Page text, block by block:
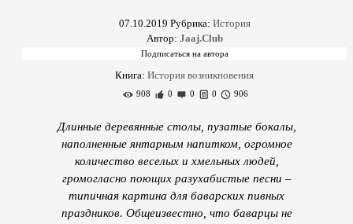
07.10.2019 Рубрика: История
Автор: Jaaj.Club
Книга: История возникновения
908 0 0 0 906
Длинные деревянные столы, пузатые бокалы,
наполненные янтарным напитком, огромное
количество веселых и хмельных людей,
громогласно поющих разухабистые песни –
типичная картина для баварских пивных
праздников. Общеизвестно, что баварцы не